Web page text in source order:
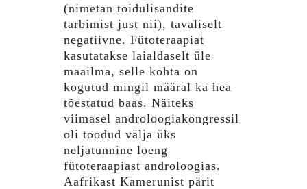
(nimetan toidulisandite
tarbimist just nii), tavaliselt
negatiivne. Fütoteraapiat
kasutatakse laialdaselt üle
maailma, selle kohta on
kogutud mingil määral ka hea
tõestatud baas. Näiteks
viimasel androloogiakongressil
oli toodud välja üks
neljatunnine loeng
fütoteraapiast androloogias.
Aafrikast Kamerunist pärit